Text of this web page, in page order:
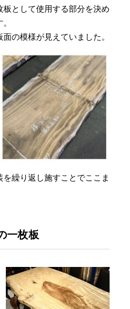
として使用する部分を決め
の模様が見えていました。
繰り返し施すことでここま
一枚板